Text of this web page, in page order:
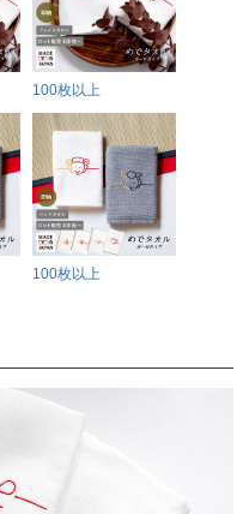
100枚以上
100枚以上